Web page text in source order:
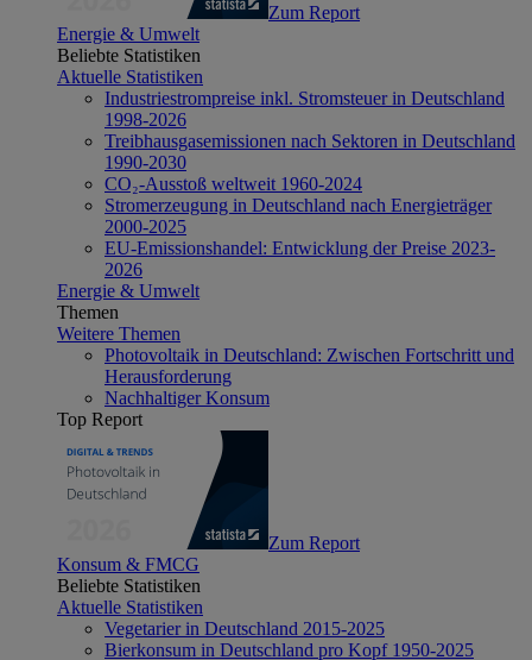
Zum Report
Energie & Umwelt
Beliebte Statistiken
Aktuelle Statistiken
Industriestrompreise inkl. Stromsteuer in Deutschland
1998-2026
Treibhausgasemissionen nach Sektoren in Deutschland
1990-2030
CO₂-Ausstoß weltweit 1960-2024
Stromerzeugung in Deutschland nach Energieträger
2000-2025
EU-Emissionshandel: Entwicklung der Preise 2023-
2026
Energie & Umwelt
Themen
Weitere Themen
Photovoltaik in Deutschland: Zwischen Fortschritt und
Herausforderung
Nachhaltiger Konsum
Top Report
Zum Report
Konsum & FMCG
Beliebte Statistiken
Aktuelle Statistiken
Vegetarier in Deutschland 2015-2025
Bierkonsum in Deutschland pro Kopf 1950-2025